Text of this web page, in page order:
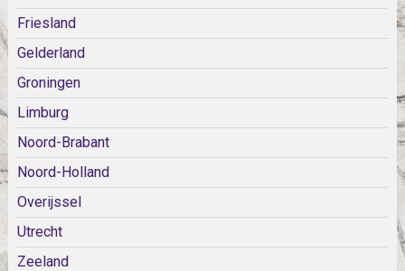
Friesland
Gelderland
Groningen
Limburg
Noord-Brabant
Noord-Holland
Overijssel
Utrecht
Zeeland